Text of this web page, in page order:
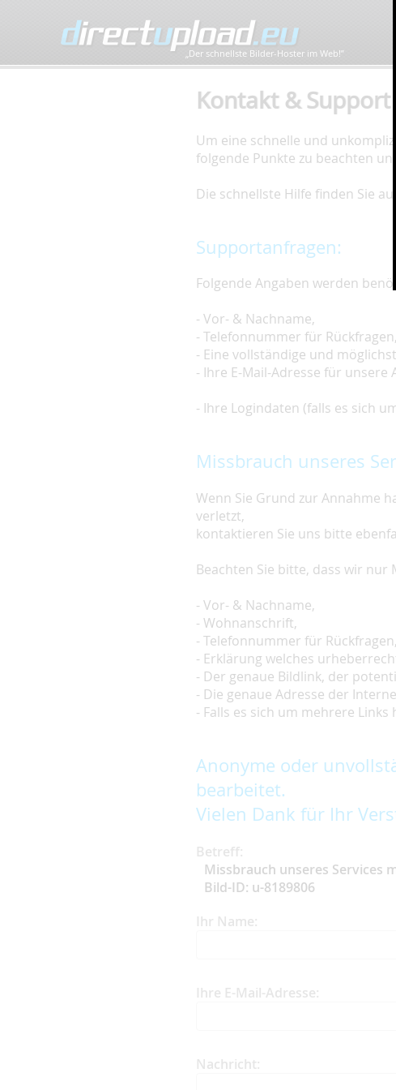
„Der schnellste Bilder-Hoster im Web!”
Kontakt & Support
Um eine schnelle und
folgende Punkte zu beachten
Die schnellste Hilfe finden Sie
Supportanfragen:
Folgende Angaben werden
- Vor- & Nachname,
- Telefonnummer für Rückfragen,
- Eine vollständige und
- Ihre E-Mail-Adresse für unsere
- Ihre Logindaten (falls es sich
Missbrauch unseres
Wenn Sie Grund zur Annahme
verletzt,
kontaktieren Sie uns bitte
Beachten Sie bitte, dass wir
- Vor- & Nachname,
- Wohnanschrift,
- Telefonnummer für Rückfragen,
- Erklärung welches
- Der genaue Bildlink, der
- Die genaue Adresse der
- Falls es sich um mehrere
Anonyme oder
bearbeitet.
Vielen Dank für Ihr
Betreff:
Missbrauch unseres Services
Bild-ID: u-8189806
Ihr Name:
Ihre E-Mail-Adresse:
Nachricht: